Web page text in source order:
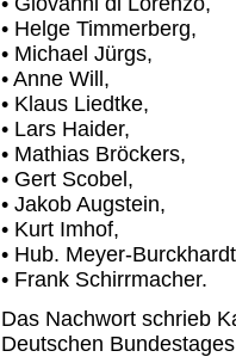
• Helge Timmerberg,
• Michael Jürgs,
• Anne Will,
• Klaus Liedtke,
• Lars Haider,
• Mathias Bröckers,
• Gert Scobel,
• Jakob Augstein,
• Kurt Imhof,
• Hub. Meyer-
• Frank Schirrmacher.
Das Nachwort schrieb
Deutschen